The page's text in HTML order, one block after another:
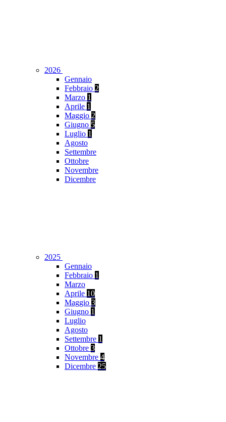
2026
Gennaio
Febbraio 2
Marzo 1
Aprile 1
Maggio 2
Giugno 5
Luglio 1
Agosto
Settembre
Ottobre
Novembre
Dicembre
2025
Gennaio
Febbraio 1
Marzo
Aprile 10
Maggio 3
Giugno 1
Luglio
Agosto
Settembre 1
Ottobre 3
Novembre 4
Dicembre 25